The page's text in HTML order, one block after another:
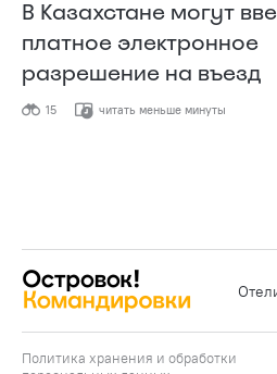
В Казахстане могут
платное электронное
разрешение на въезд
15 читать меньше минуты
Политика хранения и обработки